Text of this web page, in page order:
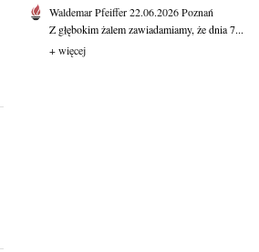
Waldemar Pfeiffer22.06.2026Poznań
Z głębokim żalem zawiadamiamy, że dnia 7...
+ więcej